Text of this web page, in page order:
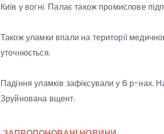
Київ у вогні. Палає також промислове
Також уламки впали на території
уточнюється.
Падіння уламків зафіксували у 6 р-нах.
Зруйнована вщент.